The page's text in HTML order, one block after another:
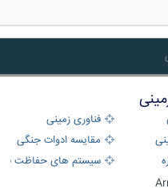
فناوری زمینی
مقایسه ادوات جنگی
سیستم های حفاظت فعال